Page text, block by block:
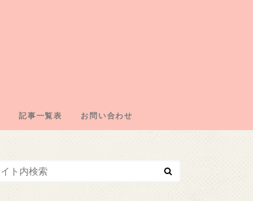
記事一覧表 お問い合わせ